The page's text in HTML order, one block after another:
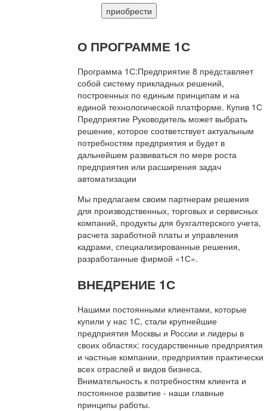
приобрести
О ПРОГРАММЕ 1С
Программа 1С:Предприятие 8 представляет
собой систему прикладных решений,
построенных по единым принципам и на
единой технологической платформе. Купив 1С
Предприятие Руководитель может выбрать
решение, которое соответствует актуальным
потребностям предприятия и будет в
дальнейшем развиваться по мере роста
предприятия или расширения задач
автоматизации
Мы предлагаем своим партнерам решения
для производственных, торговых и сервисных
компаний, продукты для бухгалтерского учета,
расчета заработной платы и управления
кадрами, специализированные решения,
разработанные фирмой «1С».
ВНЕДРЕНИЕ 1С
Нашими постоянными клиентами, которые
купили у нас 1С, стали крупнейшие
предприятия Москвы и России и лидеры в
своих областях: государственные предприятия
и частные компании, предприятия практически
всех отраслей и видов бизнеса.
Внимательность к потребностям клиента и
постоянное развитие - наши главные
принципы работы.